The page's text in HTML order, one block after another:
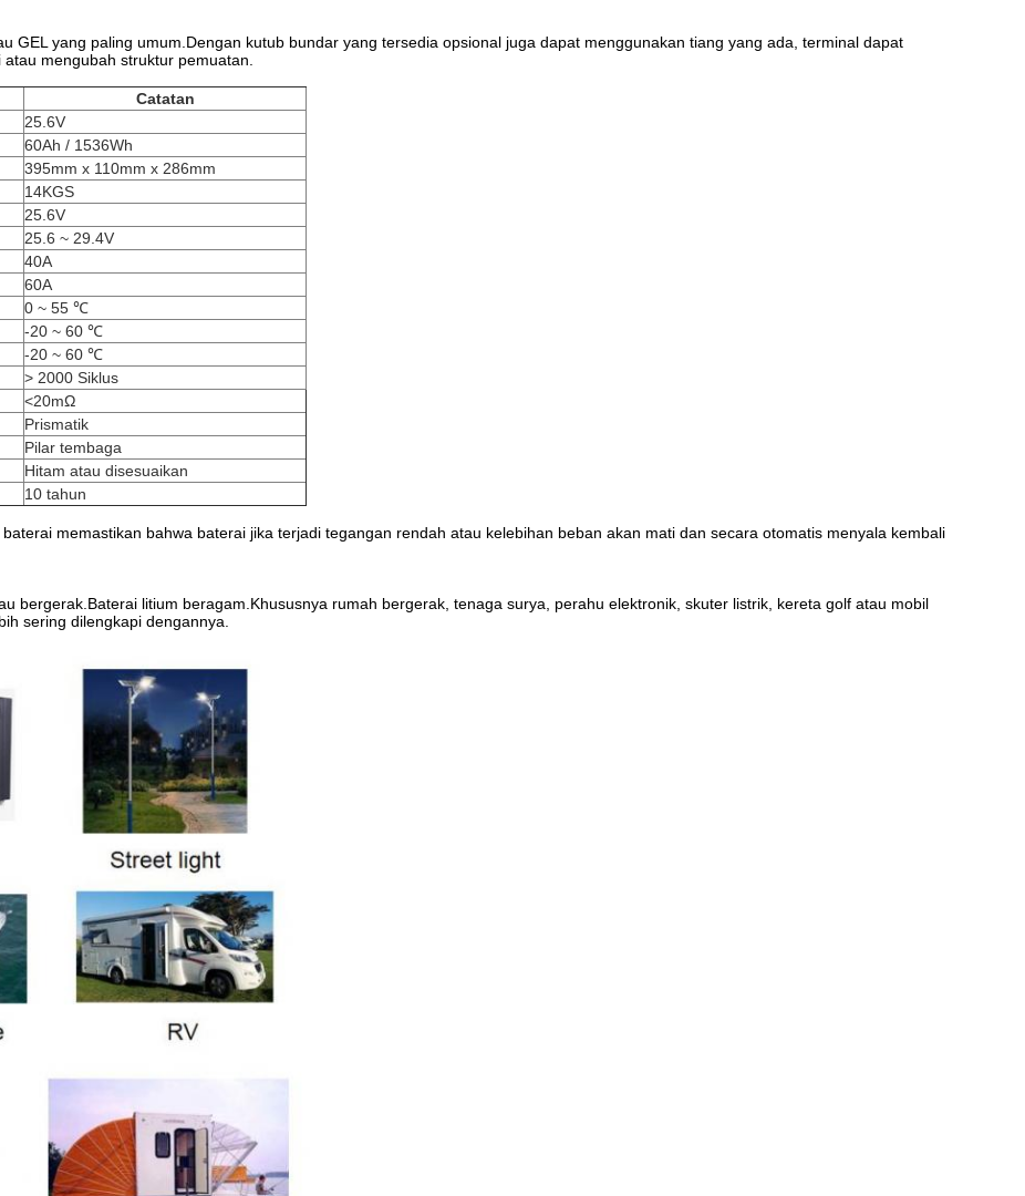
GEL yang paling umum.Dengan kutub bundar yang tersedia opsional juga dapat menggunakan tiang yang ada, terminal dapat
mengubah struktur pemuatan.
Catatan
25.6V
60Ah / 1536Wh
395mm x 110mm x 286mm
14KGS
25.6V
25.6 ~ 29.4V
40A
60A
0 ~ 55 ℃
-20 ~ 60 ℃
-20 ~ 60 ℃
> 2000 Siklus
<20mΩ
Prismatik
Pilar tembaga
Hitam atau disesuaikan
10 tahun
memastikan bahwa baterai jika terjadi tegangan rendah atau kelebihan beban akan mati dan secara otomatis menyala kembali
bergerak.Baterai litium beragam.Khususnya rumah bergerak, tenaga surya, perahu elektronik, skuter listrik, kereta golf atau mobil
sering dilengkapi dengannya.